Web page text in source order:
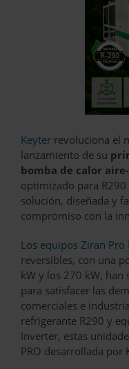
Keyter revoluciona el
lanzamiento de su
bomba de calor
optimizado para
solución, diseñada y
compromiso con la
Los equipos Ziran Pro
reversibles, con una
kW y los 270 kW, han
para satisfacer las
comerciales e
refrigerante R290 y
Inverter, estas
PRO desarrollada por